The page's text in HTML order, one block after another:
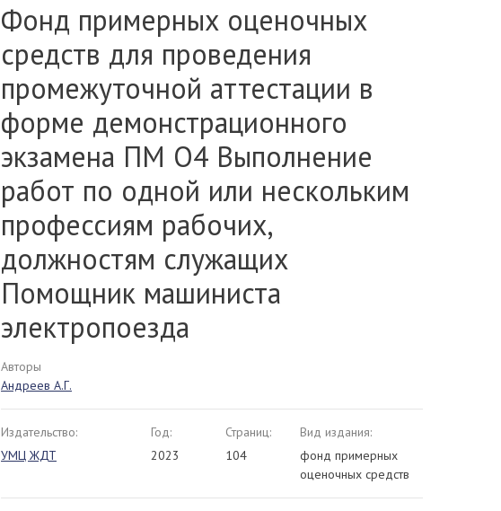
Фонд примерных оценочных
средств для проведения
промежуточной аттестации в
форме демонстрационного
экзамена ПМ О4 Выполнение
работ по одной или нескольким
профессиям рабочих,
должностям служащих
Помощник машиниста
электропоезда
Авторы
Андреев А.Г.
Издательство:
УМЦ ЖДТ
Год:
2023
Страниц:
104
Вид издания:
фонд примерных
оценочных средств